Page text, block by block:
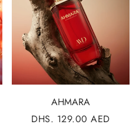
AHMARA
PRECIO
DHS. 129.00 AED